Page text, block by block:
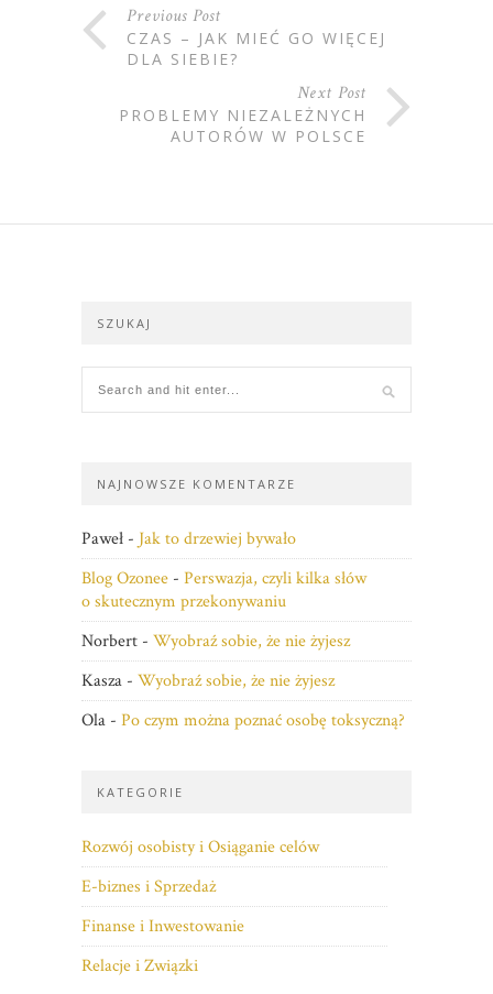
Previous Post
CZAS – JAK MIEĆ GO WIĘCEJ
DLA SIEBIE?
Next Post
PROBLEMY NIEZALEŻNYCH
AUTORÓW W POLSCE
SZUKAJ
NAJNOWSZE KOMENTARZE
Paweł - Jak to drzewiej bywało
Blog Ozonee - Perswazja, czyli kilka słów
o skutecznym przekonywaniu
Norbert - Wyobraź sobie, że nie żyjesz
Kasza - Wyobraź sobie, że nie żyjesz
Ola - Po czym można poznać osobę toksyczną?
KATEGORIE
Rozwój osobisty i Osiąganie celów
E-biznes i Sprzedaż
Finanse i Inwestowanie
Relacje i Związki